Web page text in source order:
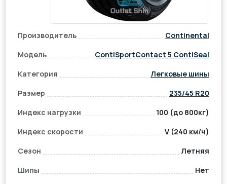
Производитель
Continental
Модель
ContiSportContact 5 ContiSeal
Категория
Легковые шины
Размер
235/45 R20
Индекс нагрузки
100 (до 800кг)
Индекс скорости
V (240 км/ч)
Сезон
Летняя
Шипы
Нет